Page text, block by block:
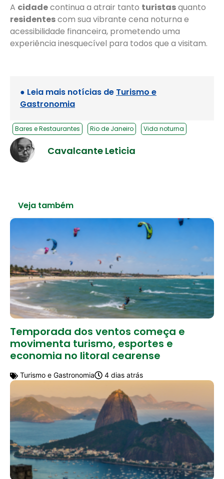
A cidadecontinua a atrair tanto turistasquanto
residentescom sua vibrante cena noturna e
acessibilidade financeira, prometendo uma
experiência inesquecível para todos que a visitam.
● Leia mais notícias de Turismo e
Gastronomia
Bares e Restaurantes Rio de Janeiro Vida noturna
Cavalcante Leticia
Veja também
Temporada dos ventos começa e
movimenta turismo, esportes e
economia no litoral cearense
Turismo e Gastronomia 4 dias atrás